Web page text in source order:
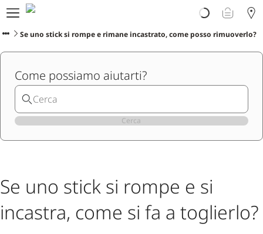
Prodotti
Scopri Ploom
Club
Assistenza
Avvertenze sul prodotto
Se uno stick si rompe e rimane incastrato, come posso rimuoverlo?
Come possiamo aiutarti?
Cerca
Se uno stick si rompe e si
incastra, come si fa a toglierlo?